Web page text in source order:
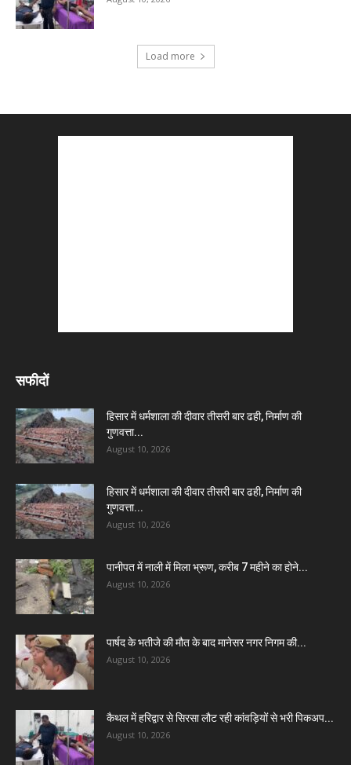
Load more
सफीदों
हिसार में धर्मशाला की दीवार तीसरी बार ढही, निर्माण की
गुणवत्ता...
August 10, 2026
हिसार में धर्मशाला की दीवार तीसरी बार ढही, निर्माण की
गुणवत्ता...
August 10, 2026
पानीपत में नाली में मिला भ्रूण, करीब 7 महीने का होने...
August 10, 2026
पार्षद के भतीजे की मौत के बाद मानेसर नगर निगम की...
August 10, 2026
कैथल में हरिद्वार से सिरसा लौट रही कांवड़ियों से भरी पिकअप...
August 10, 2026